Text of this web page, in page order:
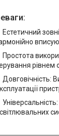
Естетичний
Простота
рівнем
Довговічність: